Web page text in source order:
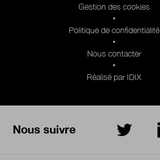
Nous suivre sur Twitter
Gestion des cookies
Politique de confidentialité
Nous contacter
Réalisé par IDIX